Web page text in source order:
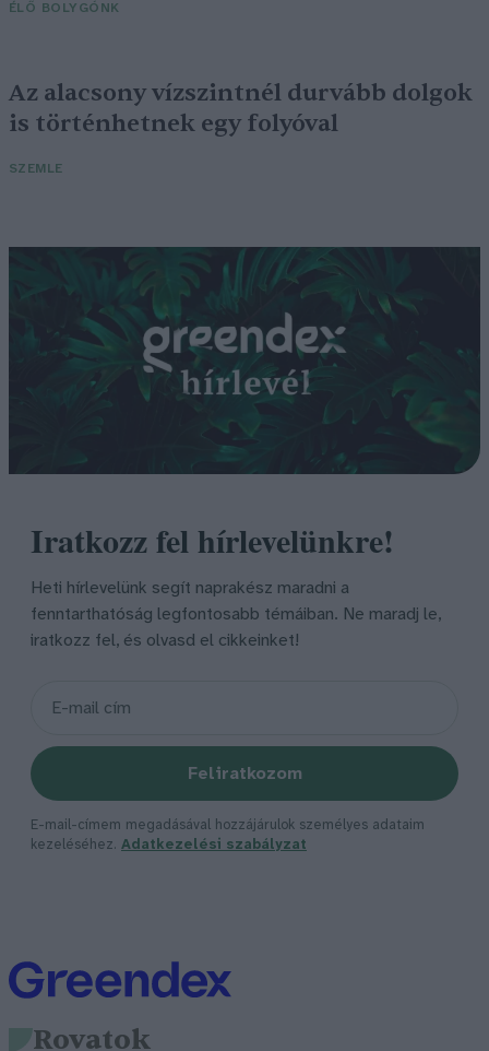
ÉLŐ BOLYGÓNK
Az alacsony vízszintnél durvább dolgok
is történhetnek egy folyóval
SZEMLE
Iratkozz fel hírlevelünkre!
Heti hírlevelünk segít naprakész maradni a
fenntarthatóság legfontosabb témáiban. Ne maradj le,
iratkozz fel, és olvasd el cikkeinket!
Feliratkozom
E-mail-címem megadásával hozzájárulok személyes adataim
kezeléséhez. Adatkezelési szabályzat
Rovatok